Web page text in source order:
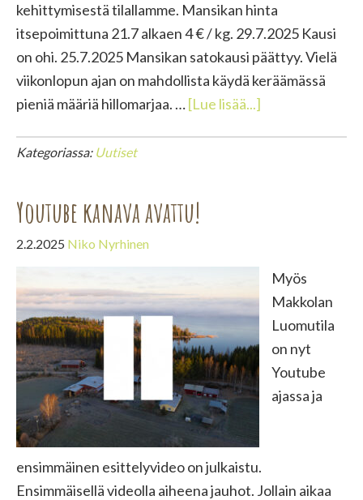
kehittymisestä tilallamme. Mansikan hinta
itsepoimittuna 21.7 alkaen 4 € / kg. 29.7.2025 Kausi
on ohi. 25.7.2025 Mansikan satokausi päättyy. Vielä
viikonlopun ajan on mahdollista käydä keräämässä
pieniä määriä hillomarjaa. …[Lue lisää...]
Kategoriassa: Uutiset
Youtube kanava avattu!
2.2.2025 Niko Nyrhinen
Myös
Makkolan
Luomutila
on nyt
Youtube
ajassa ja
ensimmäinen esittelyvideo on julkaistu.
Ensimmäisellä videolla aiheena jauhot. Jollain aikaa